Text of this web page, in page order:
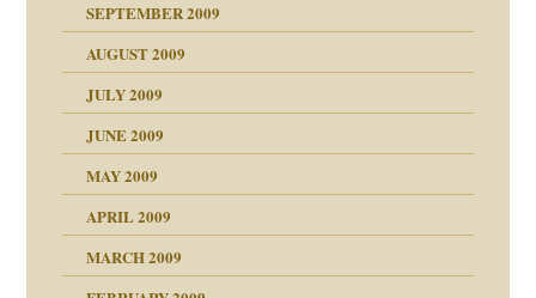
SEPTEMBER 2009
AUGUST 2009
JULY 2009
JUNE 2009
MAY 2009
APRIL 2009
MARCH 2009